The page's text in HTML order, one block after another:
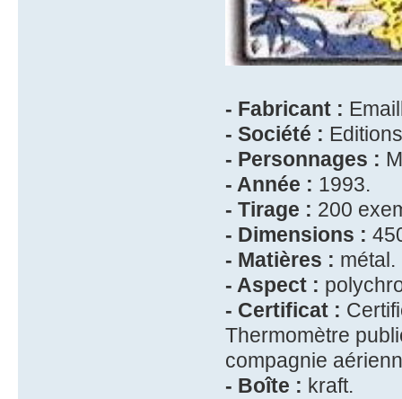
- Fabricant :
- Société :
- Personnages :
- Année : 1993.
- Tirage : 200
- Dimensions :
- Matières : métal.
- Aspect :
- Certificat :
Thermomètre
compagnie
- Boîte : kraft.